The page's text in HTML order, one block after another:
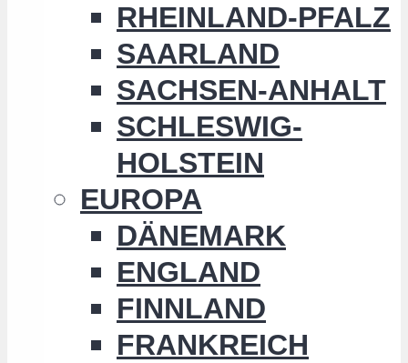
RHEINLAND-PFALZ
SAARLAND
SACHSEN-ANHALT
SCHLESWIG-
HOLSTEIN
EUROPA
DÄNEMARK
ENGLAND
FINNLAND
FRANKREICH